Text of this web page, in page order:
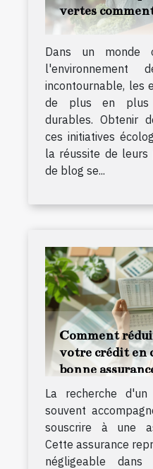
vertes
Dans un monde
l'environnement
incontournable, les
de plus en plus
durables. Obtenir
ces initiatives
la réussite de
de blog se...
Comment
votre crédit en
bonne
La recherche
souvent
souscrire à une
Cette assurance
négligeable